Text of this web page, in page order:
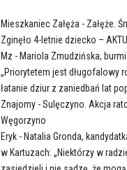
Mieszkaniec Załęża - Załęże.
Zginęło 4-letnie dziecko –
Mz - Mariola Zmudzińska,
„Priorytetem jest długofalowy
łatanie dziur z zaniedbań lat
Znajomy -Sulęczyno. Akcja
Węgorzyno
Eryk - Natalia Gronda,
w Kartuzach: „Niektórzy w